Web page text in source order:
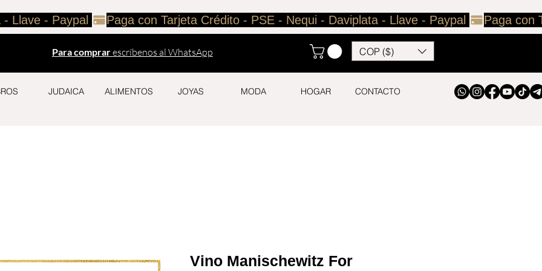
Para comprarescríbenos al WhatsApp COP ($)
Llave - Paypal
JUDAICA ALIMENTOS JOYAS MODA HOGAR CONTACTO
Vino Manischewitz For